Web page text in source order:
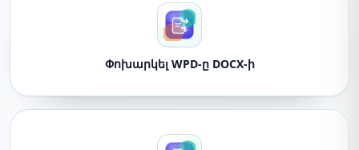
Փոխարկել WPD-ը DOCX-ի